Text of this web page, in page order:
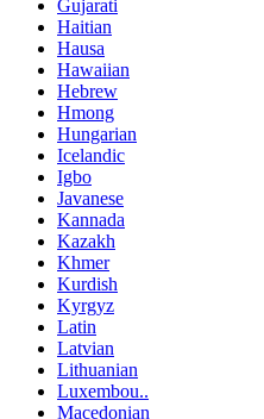
Gujarati
Haitian
Hausa
Hawaiian
Hebrew
Hmong
Hungarian
Icelandic
Igbo
Javanese
Kannada
Kazakh
Khmer
Kurdish
Kyrgyz
Latin
Latvian
Lithuanian
Luxembou..
Macedonian